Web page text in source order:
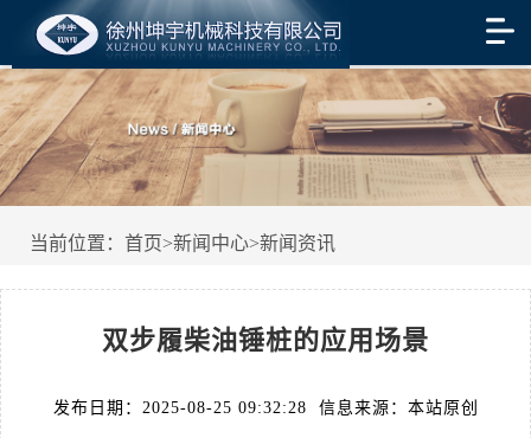
当前位置： 首页>新闻中心>新闻资讯
双步履柴油锤桩的应用场景
发布日期：2025-08-25 09:32:28 信息来源：本站原创